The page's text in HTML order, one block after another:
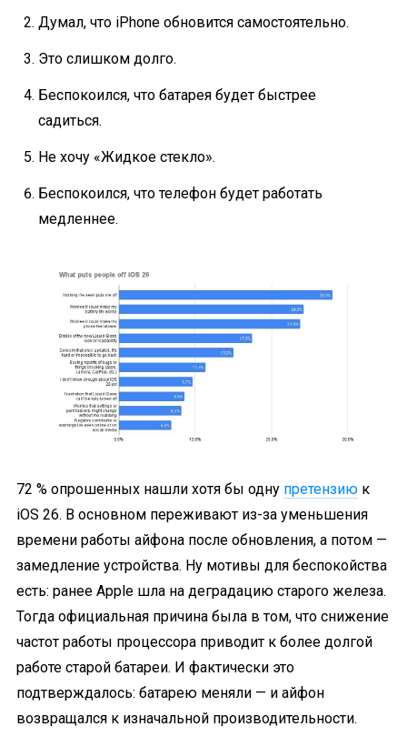
Думал, что iPhone обновится самостоятельно.
Это слишком долго.
Беспокоился, что батарея будет быстрее
садиться.
Не хочу «Жидкое стекло».
Беспокоился, что телефон будет работать
медленнее.
72 % опрошенных нашли хотя бы одну претензию к
iOS 26. В основном переживают из-за уменьшения
времени работы айфона после обновления, а потом —
замедление устройства. Ну мотивы для беспокойства
есть: ранее Apple шла на деградацию старого железа.
Тогда официальная причина была в том, что снижение
частот работы процессора приводит к более долгой
работе старой батареи. И фактически это
подтверждалось: батарею меняли — и айфон
возвращался к изначальной производительности.